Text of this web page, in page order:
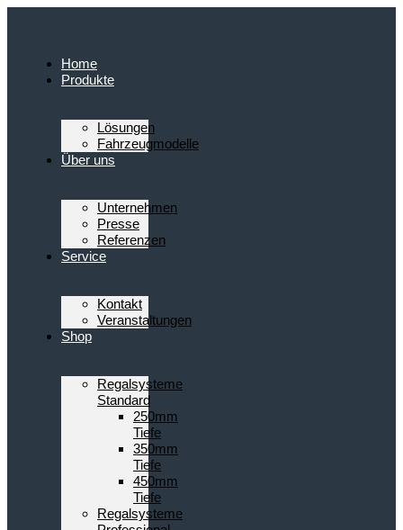
Home
Produkte
Lösungen
Fahrzeugmodelle
Über uns
Unternehmen
Presse
Referenzen
Service
Kontakt
Veranstaltungen
Shop
Regalsysteme
Standard
250mm
Tiefe
350mm
Tiefe
450mm
Tiefe
Regalsysteme